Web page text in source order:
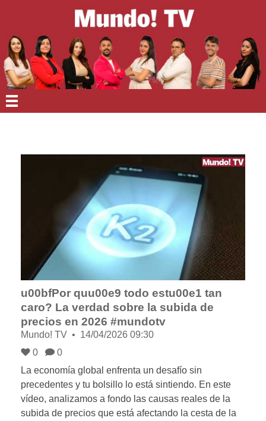
u00bfPor quu00e9 todo estu00e1 tan
caro? La verdad sobre la subida de
precios en 2026 #mundotv
Mundo! TV
14/04/2026 09:30
0
0
La economía global enfrenta un desafío sin
precedentes y tu bolsillo lo está sintiendo. En este
vídeo, analizamos a fondo las causas reales de la
subida de precios que está afectando la cesta de la